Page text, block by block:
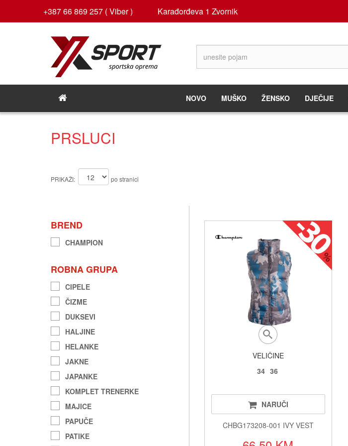
+387 66 869 257 ( Viber ) Karađorđeva 1 Zvornik
NOVO MUŠKO ŽENSKO DJEČIJE
PRSLUCI
PRIKAŽI: po stranici
BREND
CHAMPION
ROBNA GRUPA
CIPELE
ČIZME
DUKSEVI
HALJINE
HELANKE
JAKNE
JAPANKE
KOMPLET TRENERKE
MAJICE
PAPUČE
PATIKE
VELIČINE
34 36
NARUČI
CHBG173208-001 IVY VEST